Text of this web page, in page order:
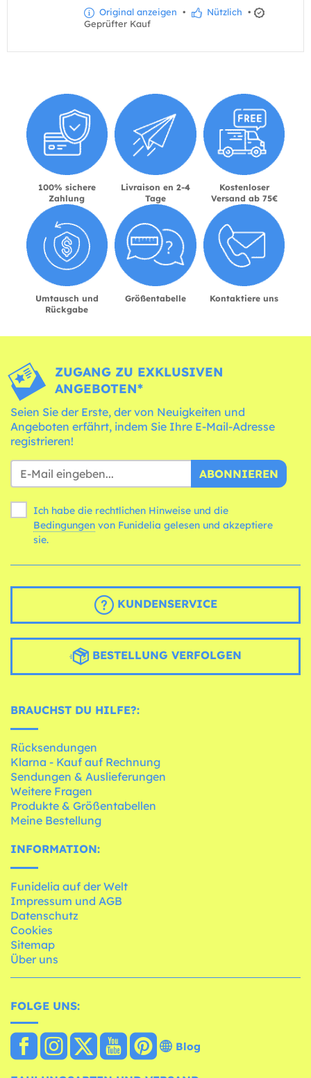
Original anzeigen • Nützlich •
Geprüfter Kauf
100% sichere
Zahlung
Livraison en 2-4
Tage
Kostenloser
Versand ab 75€
Umtausch und
Rückgabe
Größentabelle Kontaktiere uns
ZUGANG ZU EXKLUSIVEN
ANGEBOTEN*
Seien Sie der Erste, der von Neuigkeiten und
Angeboten erfährt, indem Sie Ihre E-Mail-Adresse
registrieren!
ABONNIEREN
Ich habe die rechtlichen Hinweise und die
Bedingungen
sie.
KUNDENSERVICE
BESTELLUNG VERFOLGEN
BRAUCHST DU HILFE?:
Rücksendungen
Klarna - Kauf auf Rechnung
Sendungen & Auslieferungen
Weitere Fragen
Produkte & Größentabellen
Meine Bestellung
INFORMATION:
Funidelia auf der Welt
Impressum und AGB
Datenschutz
Cookies
Sitemap
Über uns
FOLGE UNS:
Blog